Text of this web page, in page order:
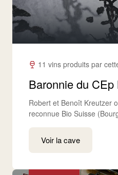
11 vins produits par
Baronnie du CEp
Robert et Benoît Kreutzer
reconnue Bio Suisse
Voir la cave